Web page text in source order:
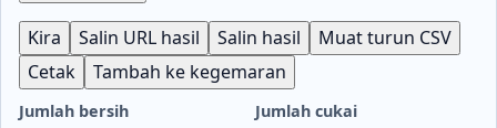
Kira Salin URL hasil Salin hasil
Muat turun CSV
Cetak
Tambah ke kegemaran
Jumlah bersih Jumlah cukai